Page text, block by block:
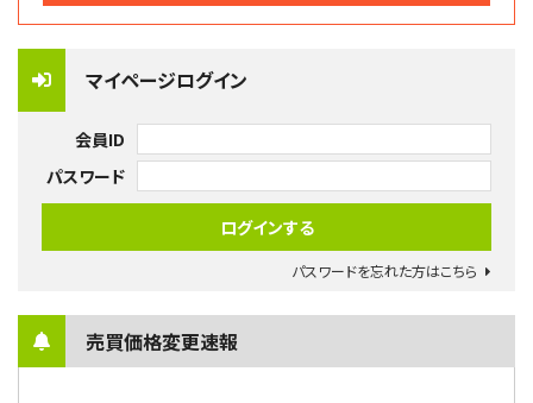
マイページログイン
会員ID
パスワード
パスワードを忘れた方はこちら
売買価格変更速報